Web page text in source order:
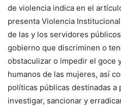
de violencia indica en el
presenta Violencia
de las y los servidores
gobierno que discriminen o
obstaculizar o impedir el goce
humanos de las mujeres, así
políticas públicas destinadas a
investigar, sancionar y